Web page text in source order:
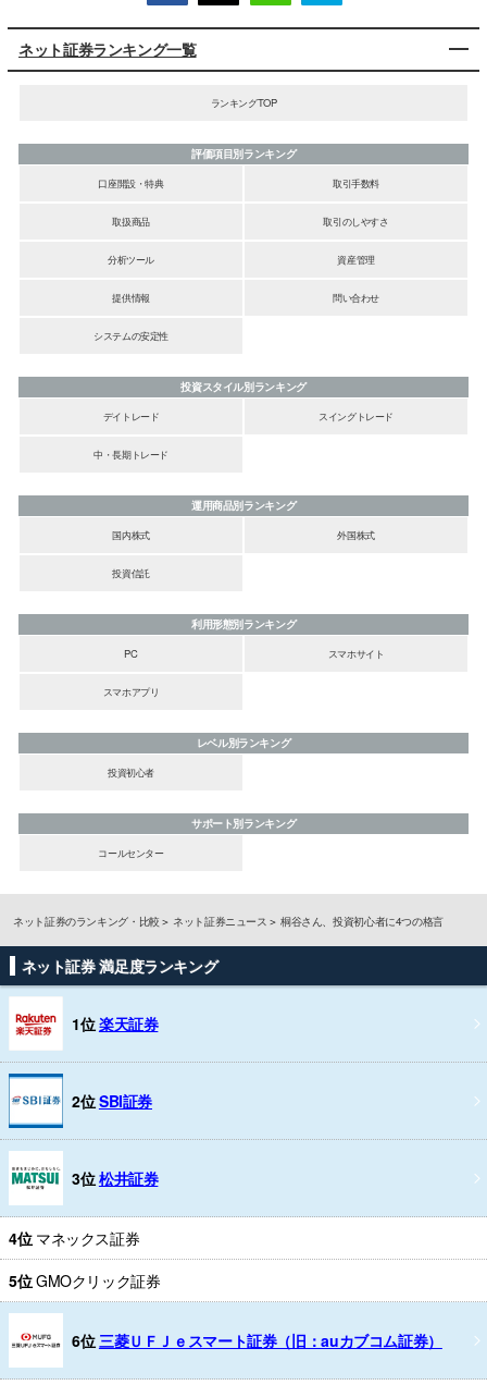
ネット証券ランキング一覧
ランキングTOP
評価項目別ランキング
口座開設・特典
取引手数料
取扱商品 取引のしやすさ
分析ツール 資産管理
提供情報 問い合わせ
システムの安定性
投資スタイル別ランキング
デイトレード
スイングトレード
中・長期トレード
運用商品別ランキング
国内株式
外国株式
投資信託
利用形態別ランキング
PC
スマホサイト
スマホアプリ
レベル別ランキング
投資初心者
サポート別ランキング
コールセンター
ネット証券のランキング・比較 ネット証券ニュース 桐谷さん、投資初心者に4つの格言
ネット証券 満足度ランキング
1位楽天証券
2位SBI証券
3位松井証券
4位 マネックス証券
5位GMOクリック証券
6位 三菱ＵＦＪｅスマート証券（旧：auカブコム証券）